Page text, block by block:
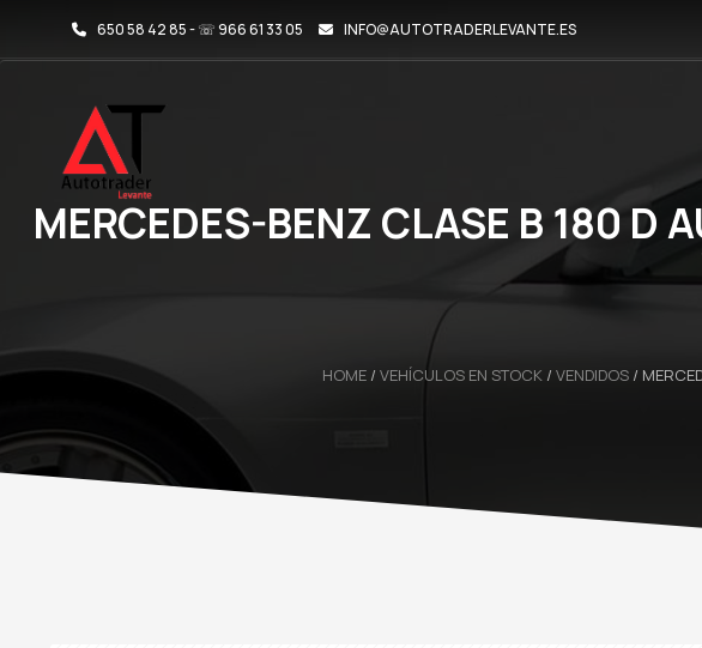
650 58 42 85 - ☏ 966 61 33 05 INFO@AUTOTRADERLEVANTE.ES
MERCEDES-BENZ CLASE B 180 D
HOME / VEHÍCULOS EN STOCK / VENDIDOS /